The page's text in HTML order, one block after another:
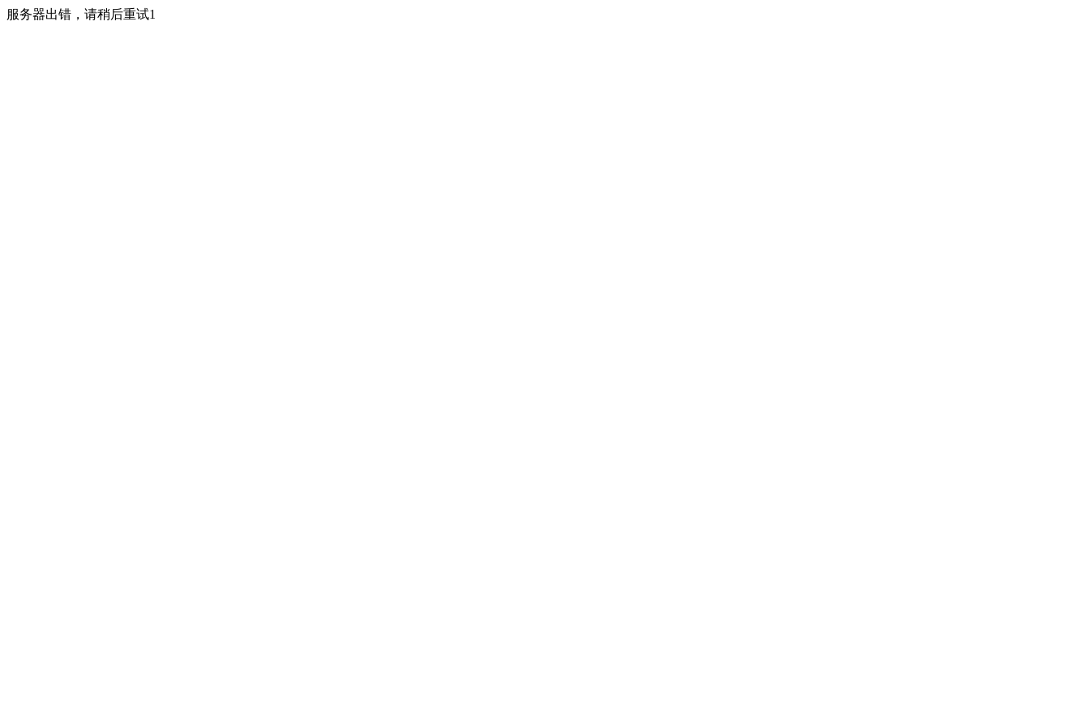
服务器出错，请稍后重试1